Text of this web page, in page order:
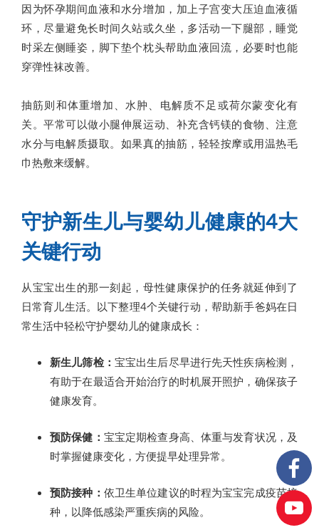
因为怀孕期间血液和水分增加，加上子宫变大压迫血液循
环，尽量避免长时间久站或久坐，多活动一下腿部，睡觉
时采左侧睡姿，脚下垫个枕头帮助血液回流，必要时也能
穿弹性袜改善。
抽筋则和体重增加、水肿、电解质不足或荷尔蒙变化有
关。平常可以做小腿伸展运动、补充含钙镁的食物、注意
水分与电解质摄取。如果真的抽筋，轻轻按摩或用温热毛
巾热敷来缓解。
守护新生儿与婴幼儿健康的4大
关键行动
从宝宝出生的那一刻起，母性健康保护的任务就延伸到了
日常育儿生活。以下整理4个关键行动，帮助新手爸妈在日
常生活中轻松守护婴幼儿的健康成长：
新生儿筛检： 宝宝出生后尽早进行先天性疾病检测，
有助于在最适合开始治疗的时机展开照护，确保孩子
健康发育。
预防保健： 宝宝定期检查身高、体重与发育状况，及
时掌握健康变化，方便提早处理异常。
预防接种： 依卫生单位建议的时程为宝宝完成疫苗接
种，以降低感染严重疾病的风险。